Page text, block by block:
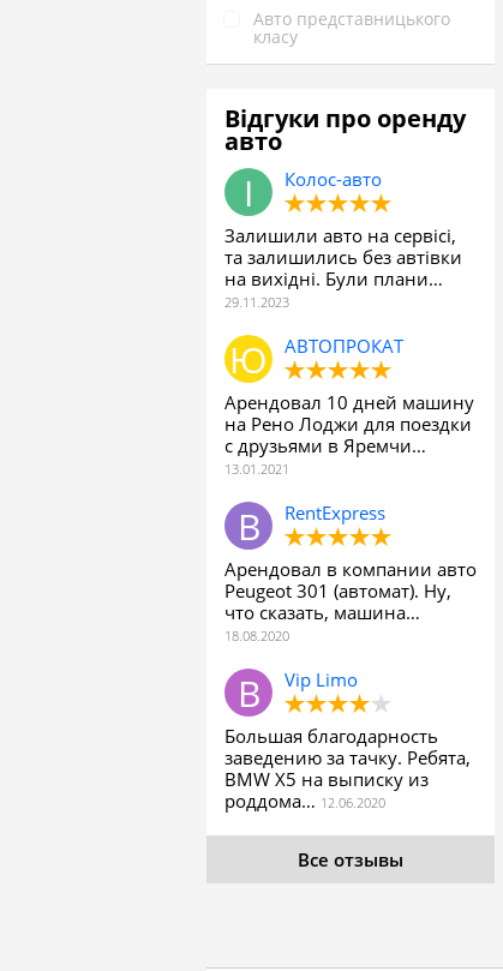
Авто представницького
класу
Відгуки про оренду
авто
Колос-авто
Залишили авто на сервісі,
та залишились без автівки
на вихідні. Були плани…
АВТОПРОКАТ
Арендовал 10 дней машину
на Рено Лоджи для поездки
с друзьями в Яремчи…
RentExpress
Арендовал в компании авто
Peugeot 301 (автомат). Ну,
что сказать, машина…
Vip Limo
Большая благодарность
заведению за тачку. Ребята,
BMW X5 на выписку из
роддома…
Все отзывы